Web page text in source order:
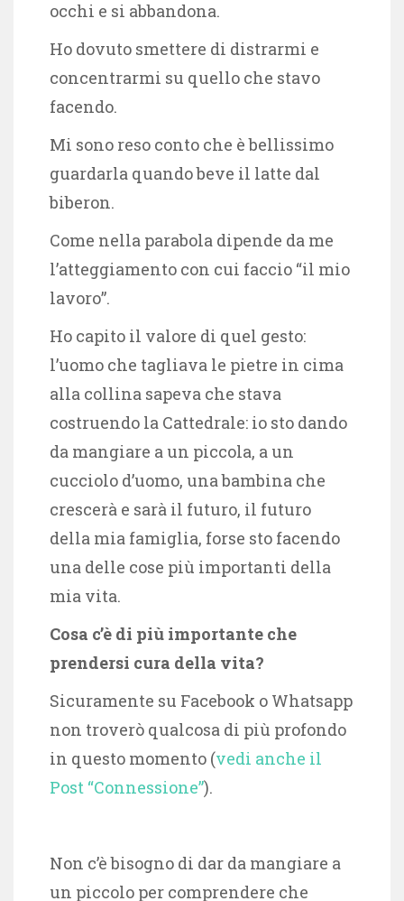
occhi e si abbandona.
Ho dovuto smettere di distrarmi e
concentrarmi su quello che stavo
facendo.
Mi sono reso conto che è bellissimo
guardarla quando beve il latte dal
biberon.
Come nella parabola dipende da me
l’atteggiamento con cui faccio “il mio
lavoro”.
Ho capito il valore di quel gesto:
l’uomo che tagliava le pietre in cima
alla collina sapeva che stava
costruendo la Cattedrale: io sto dando
da mangiare a un piccola, a un
cucciolo d’uomo, una bambina che
crescerà e sarà il futuro, il futuro
della mia famiglia, forse sto facendo
una delle cose più importanti della
mia vita.
Cosa c’è di più importante che
prendersi cura della vita?
Sicuramente su Facebook o Whatsapp
non troverò qualcosa di più profondo
in questo momento (vedi anche il
Post “Connessione”).
Non c’è bisogno di dar da mangiare a
un piccolo per comprendere che